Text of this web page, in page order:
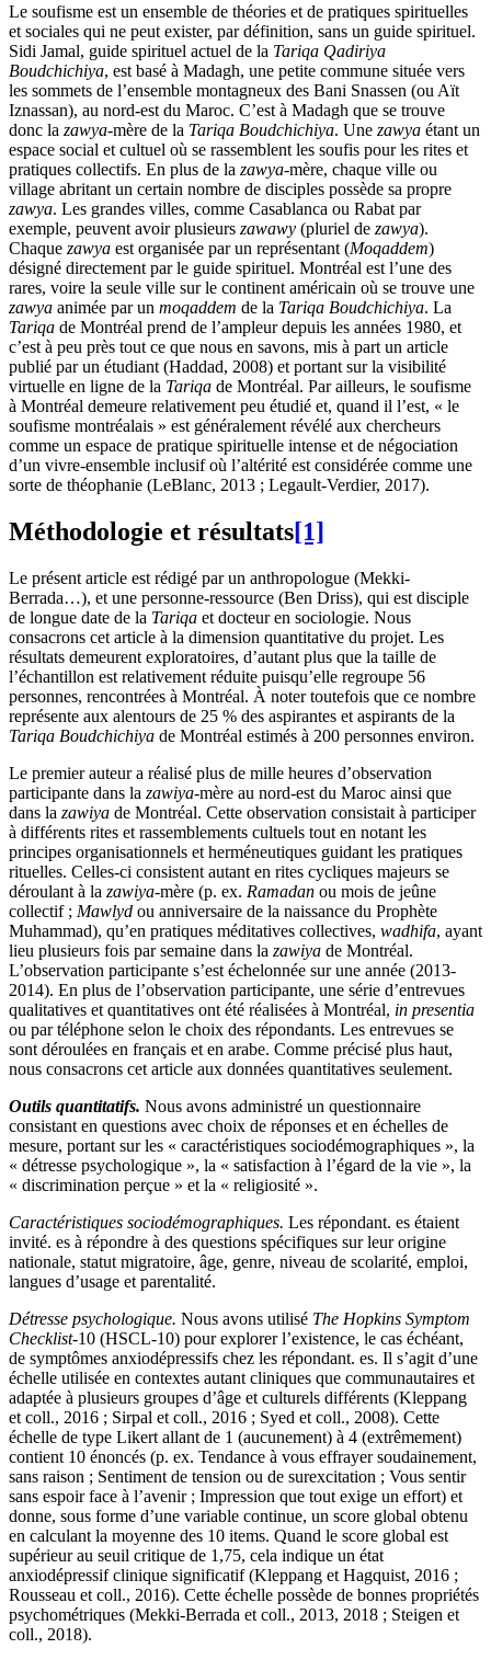
Le soufisme est un ensemble de théories et de pratiques spirituelles
et sociales qui ne peut exister, par définition, sans un guide spirituel.
Sidi Jamal, guide spirituel actuel de la Tariqa Qadiriya
Boudchichiya, est basé à Madagh, une petite commune située vers
les sommets de l’ensemble montagneux des Bani Snassen (ou Aït
Iznassan), au nord-est du Maroc. C’est à Madagh que se trouve
donc la zawya-mère de la Tariqa Boudchichiya. Une zawya étant un
espace social et cultuel où se rassemblent les soufis pour les rites et
pratiques collectifs. En plus de la zawya-mère, chaque ville ou
village abritant un certain nombre de disciples possède sa propre
zawya. Les grandes villes, comme Casablanca ou Rabat par
exemple, peuvent avoir plusieurs zawawy (pluriel de zawya).
Chaque zawya est organisée par un représentant (Moqaddem)
désigné directement par le guide spirituel. Montréal est l’une des
rares, voire la seule ville sur le continent américain où se trouve une
zawya animée par un moqaddem de la Tariqa Boudchichiya. La
Tariqa de Montréal prend de l’ampleur depuis les années 1980, et
c’est à peu près tout ce que nous en savons, mis à part un article
publié par un étudiant (Haddad, 2008) et portant sur la visibilité
virtuelle en ligne de la Tariqa de Montréal. Par ailleurs, le soufisme
à Montréal demeure relativement peu étudié et, quand il l’est, « le
soufisme montréalais » est généralement révélé aux chercheurs
comme un espace de pratique spirituelle intense et de négociation
d’un vivre-ensemble inclusif où l’altérité est considérée comme une
sorte de théophanie (LeBlanc, 2013 ; Legault-Verdier, 2017).
Méthodologie et résultats[1]
Le présent article est rédigé par un anthropologue (Mekki-
Berrada…), et une personne-ressource (Ben Driss), qui est disciple
de longue date de la Tariqa et docteur en sociologie. Nous
consacrons cet article à la dimension quantitative du projet. Les
résultats demeurent exploratoires, d’autant plus que la taille de
l’échantillon est relativement réduite puisqu’elle regroupe 56
personnes, rencontrées à Montréal. À noter toutefois que ce nombre
représente aux alentours de 25 % des aspirantes et aspirants de la
Tariqa Boudchichiya de Montréal estimés à 200 personnes environ.
Le premier auteur a réalisé plus de mille heures d’observation
participante dans la zawiya-mère au nord-est du Maroc ainsi que
dans la zawiya de Montréal. Cette observation consistait à participer
à différents rites et rassemblements cultuels tout en notant les
principes organisationnels et herméneutiques guidant les pratiques
rituelles. Celles-ci consistent autant en rites cycliques majeurs se
déroulant à la zawiya-mère (p. ex. Ramadan ou mois de jeûne
collectif ; Mawlyd ou anniversaire de la naissance du Prophète
Muhammad), qu’en pratiques méditatives collectives, wadhifa, ayant
lieu plusieurs fois par semaine dans la zawiya de Montréal.
L’observation participante s’est échelonnée sur une année (2013-
2014). En plus de l’observation participante, une série d’entrevues
qualitatives et quantitatives ont été réalisées à Montréal, in presentia
ou par téléphone selon le choix des répondants. Les entrevues se
sont déroulées en français et en arabe. Comme précisé plus haut,
nous consacrons cet article aux données quantitatives seulement.
Outils quantitatifs. Nous avons administré un questionnaire
consistant en questions avec choix de réponses et en échelles de
mesure, portant sur les « caractéristiques sociodémographiques », la
« détresse psychologique », la « satisfaction à l’égard de la vie », la
« discrimination perçue » et la « religiosité ».
Caractéristiques sociodémographiques. Les répondant. es étaient
invité. es à répondre à des questions spécifiques sur leur origine
nationale, statut migratoire, âge, genre, niveau de scolarité, emploi,
langues d’usage et parentalité.
Détresse psychologique. Nous avons utilisé The Hopkins Symptom
Checklist-10 (HSCL-10) pour explorer l’existence, le cas échéant,
de symptômes anxiodépressifs chez les répondant. es. Il s’agit d’une
échelle utilisée en contextes autant cliniques que communautaires et
adaptée à plusieurs groupes d’âge et culturels différents (Kleppang
et coll., 2016 ; Sirpal et coll., 2016 ; Syed et coll., 2008). Cette
échelle de type Likert allant de 1 (aucunement) à 4 (extrêmement)
contient 10 énoncés (p. ex. Tendance à vous effrayer soudainement,
sans raison ; Sentiment de tension ou de surexcitation ; Vous sentir
sans espoir face à l’avenir ; Impression que tout exige un effort) et
donne, sous forme d’une variable continue, un score global obtenu
en calculant la moyenne des 10 items. Quand le score global est
supérieur au seuil critique de 1,75, cela indique un état
anxiodépressif clinique significatif (Kleppang et Hagquist, 2016 ;
Rousseau et coll., 2016). Cette échelle possède de bonnes propriétés
psychométriques (Mekki-Berrada et coll., 2013, 2018 ; Steigen et
coll., 2018).